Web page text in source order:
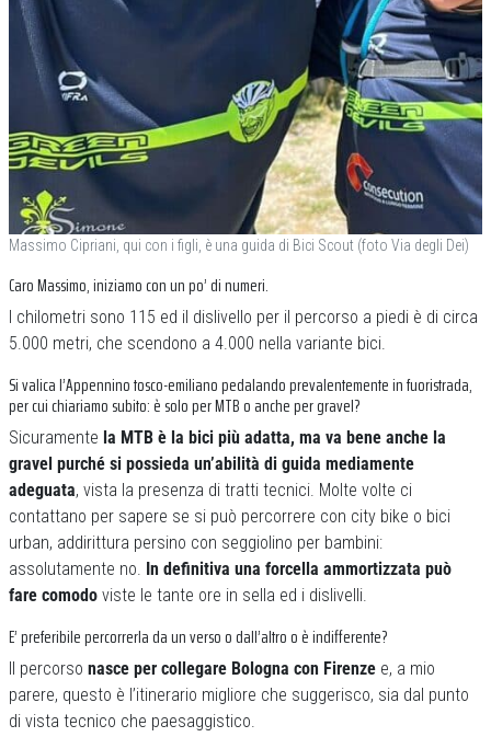
Massimo Cipriani, qui con i figli, è una guida di Bici Scout (foto Via degli Dei)
Caro Massimo, iniziamo con un po’ di numeri.
I chilometri sono 115 ed il dislivello per il percorso a piedi è di circa
5.000 metri, che scendono a 4.000 nella variante bici.
Si valica l’Appennino tosco-emiliano pedalando prevalentemente in fuoristrada,
per cui chiariamo subito: è solo per MTB o anche per gravel?
Sicuramente la MTB è la bici più adatta, ma va bene anche la
gravel purché si possieda un’abilità di guida mediamente
adeguata, vista la presenza di tratti tecnici. Molte volte ci
contattano per sapere se si può percorrere con city bike o bici
urban, addirittura persino con seggiolino per bambini:
assolutamente no. In definitiva una forcella ammortizzata può
fare comodo viste le tante ore in sella ed i dislivelli.
E’ preferibile percorrerla da un verso o dall’altro o è indifferente?
Il percorso nasce per collegare Bologna con Firenze e, a mio
parere, questo è l’itinerario migliore che suggerisco, sia dal punto
di vista tecnico che paesaggistico.